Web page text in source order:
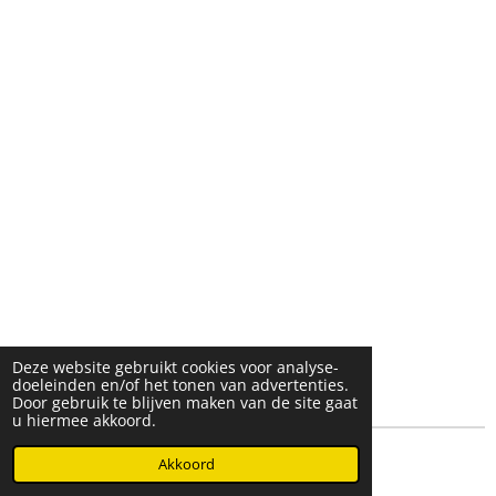
Deze website gebruikt cookies voor analyse-
doeleinden en/of het tonen van advertenties.
Door gebruik te blijven maken van de site gaat
u hiermee akkoord.
Akkoord
© 2025- 2026 Djöz mode